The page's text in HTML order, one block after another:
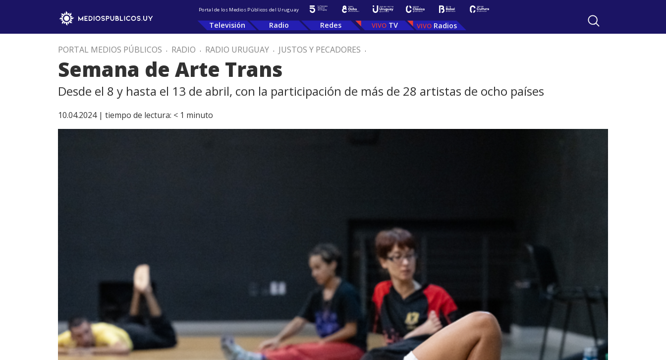
Portal de los Medios Públicos del Uruguay
Televisión Radio Redes TV Radios
PORTAL MEDIOS PÚBLICOS . RADIO . RADIO URUGUAY . JUSTOS Y PECADORES .
Semana de Arte Trans
Desde el 8 y hasta el 13 de abril, con la participación de más de 28 artistas de ocho países
10.04.2024 | tiempo de lectura: < 1 minuto